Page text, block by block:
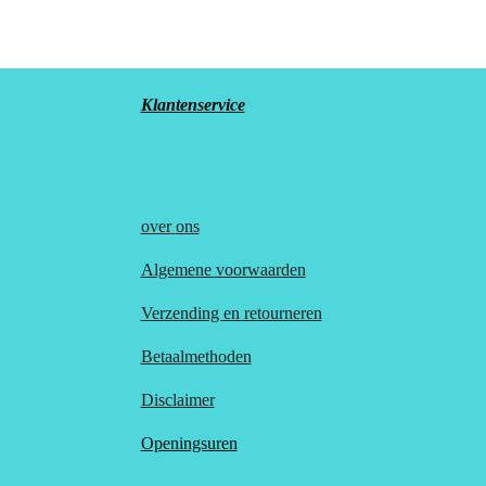
Klantenservice
over ons
Algemene voorwaarden
Verzending en retourneren
Betaalmethoden
Disclaimer
Openingsuren